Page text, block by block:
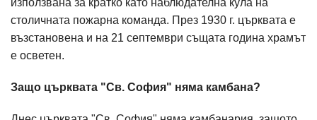
използвана за кратко като наблюдателна кула на
столичната пожарна команда. През 1930 г. църквата е
възстановена и на 21 септември същата година храмът
е осветен.
Защо църквата "Св. София" няма камбана?